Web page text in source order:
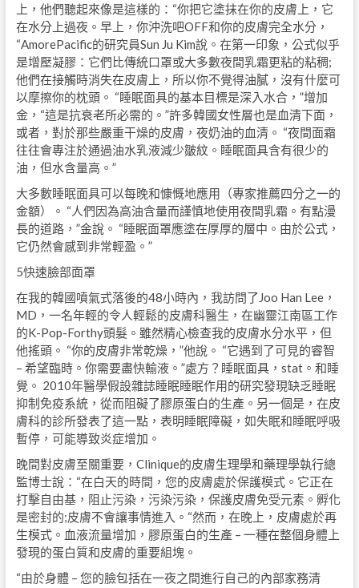
上，他們聽起來像是這樣的：“你把它塗抹在你的皮膚上，它
在水分上過夜。早上，你沖洗吧OFF和你的皮膚完全水分，
“AmorePacific的研究員Sun Ju Kim說。在第一印象，公式似乎
是增壓凝膠：它們比傳統口罩或大多數夜間乳霜更粘的粘稠;
他們在接觸時消失在皮膚上，所以你不覺得油膩，沒有什麼可
以摩擦你的枕頭。 “睡眠面具的基本目標是深入水合，”增加
金，“這是抗衰老所必需的。”許多韓國女性層也是血清下面，
或者，對於那些嚴重干燥的皮膚，夜奶油的血清。 “夜間面霜
往往會專注於通過油水乳液減少皺紋。睡眠面具含有很少的
油，但水含量高。”
大多數睡眠面具可以每晚和慷慨地應用（專家推薦四分之一的
金額）。 “人們因為高油含量而謹慎地使用夜間乳霜。有點漫
長的道路，”金說。 “睡眠面罩應塗在厚厚的層中。由於公式，
它仍然會感到非常輕盈。”
5快速臉部面罩
在我的韓國噴氣式落後的48小時內，我訪問了Joo Han Lee，
MD，一名年輕的令人輕鬆的皮膚科醫生，在幽靈江南區工作
的K-Pop-Forthy頭髮。雖然精心檢查我的皮膚水分水平，但
他搖頭。 “你的皮膚非常乾燥，”他說。 “它遇到了可見的睿智
– 希望臨時。你需要盡快輸液。”處方？睡眠面具，stat。和睡
覺。 2010年醫學假設雜誌睡眠睡眠作用的研究發現缺乏睡眠
抑制免疫系統，從而阻礙了膠原蛋白的生產。另一個是，在皮
膚科的診所發表了這一點，表明睡眠障礙，如失眠和睡眠呼吸
暫停，可能導致炎症增加。
晚間對皮膚至關重要，Clinique的皮膚生理學和藥理學執行總
監博士說：“在白天的時間，您的皮膚處於保護模式。它正在
打擊自由基，阻止污染，污染污染，保護皮膚免受元素。孵化
是密封的;皮膚不會讓事情進入。“然而，在晚上，皮膚處於再
生模式。血液流量增加，膠原蛋白的生產 – 一種在整個身體上
發現的蛋白質和皮膚的重要組塊。
“由於身體 – 您的臉包括在一夜之間進行自己的內部家務清